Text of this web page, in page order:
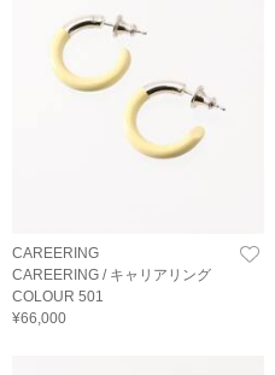
CAREERING
CAREERING / キャリアリング
COLOUR 501
¥66,000